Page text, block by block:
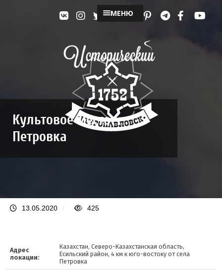
МЕНЮ
Культовое место
Петровка
13.05.2020 / 425
Адрес
локации:
Казахстан, Северо-Казахстанская область,
Есильский район, 4 км к юго-востоку от села
Петровка